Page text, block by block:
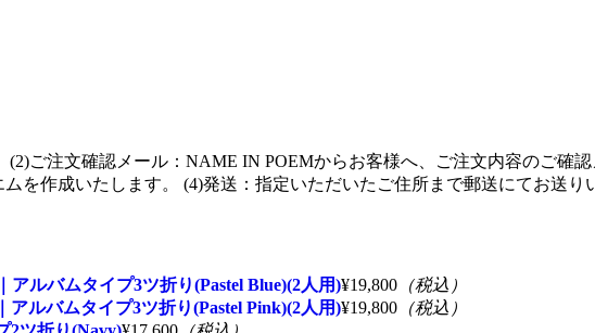
ルバムタイプ3ツ折り(Pastel Blue)(2人用)¥19,800 （税込）
ルバムタイプ3ツ折り(Pastel Pink)(2人用)¥19,800 （税込）